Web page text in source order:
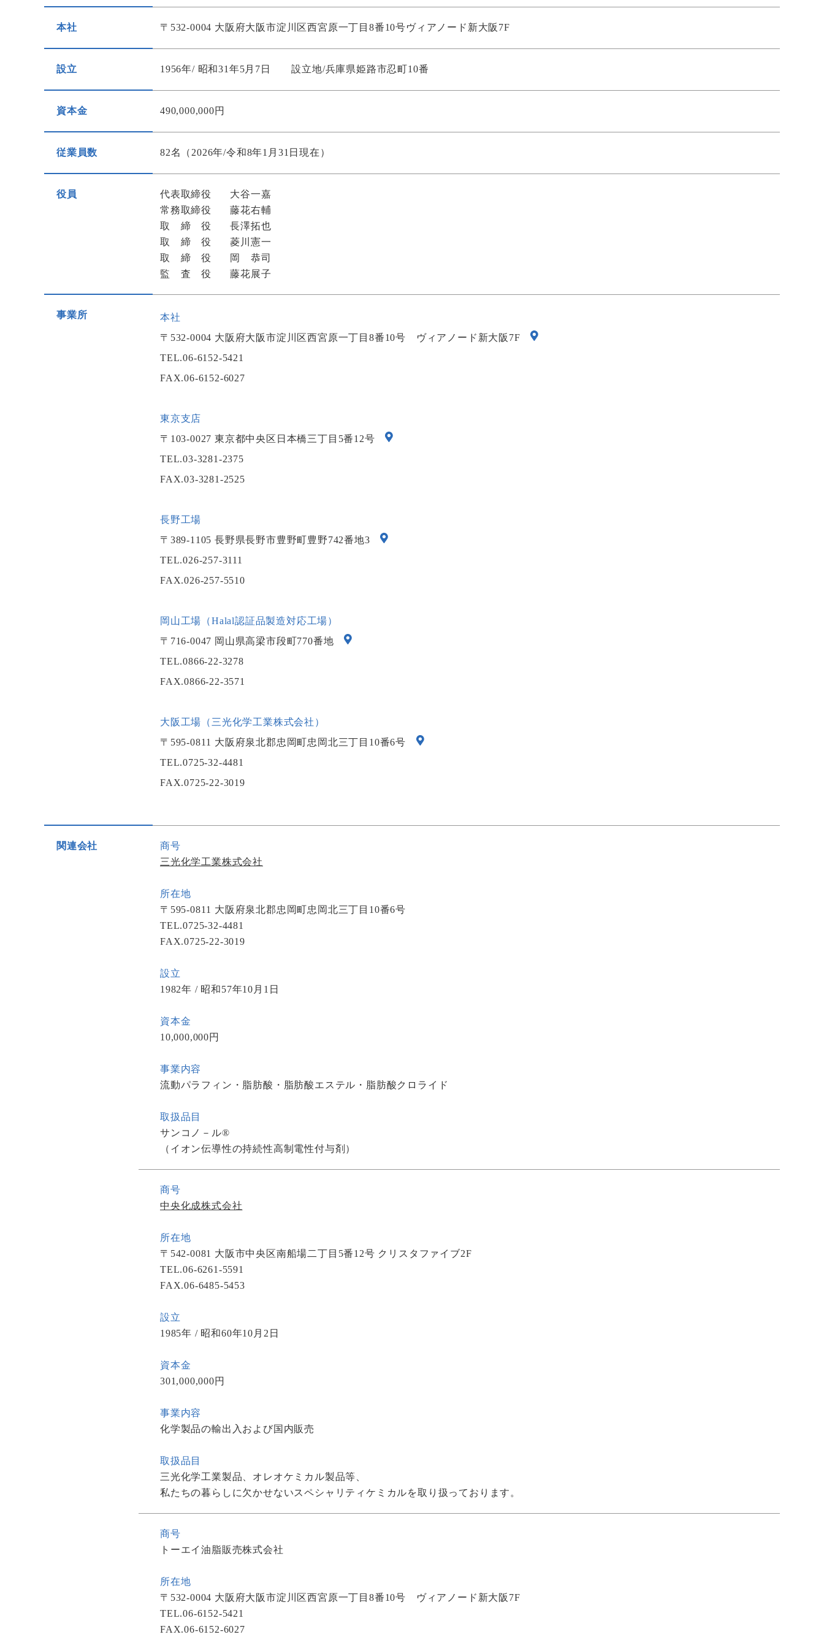
本社 〒532-0004 大阪府大阪市淀川区西宮原一丁目8番10号ヴィアノード新大阪7F
設立 1956年/ 昭和31年5月7日設立地/兵庫県姫路市忍町10番
資本金 490,000,000円
従業員数 82名 （2026年/令和8年1月31日現在）
役員 代表取締役
大谷一嘉
常務取締役
藤花右輔
取締役
長澤拓也
取締役
菱川憲一
取締役
岡 恭司
監査役
藤花展子
事業所
本社
〒532-0004 大阪府大阪市淀川区西宮原一丁目8番10号
ヴィアノード新大阪7F
TEL.06-6152-5421
FAX.06-6152-6027
東京支店
〒103-0027 東京都中央区日本橋三丁目5番12号
TEL.03-3281-2375
FAX.03-3281-2525
長野工場
〒389-1105 長野県長野市豊野町豊野742番地3
TEL.026-257-3111
FAX.026-257-5510
岡山工場（Halal認証品製造対応工場）
〒716-0047 岡山県高梁市段町770番地
TEL.0866-22-3278
FAX.0866-22-3571
大阪工場（三光化学工業株式会社）
〒595-0811 大阪府泉北郡忠岡町忠岡北三丁目10番6号
TEL.0725-32-4481
FAX.0725-22-3019
関連会社
商号
三光化学工業株式会社
所在地
〒595-0811 大阪府泉北郡忠岡町忠岡北三丁目10番6号
TEL.0725-32-4481
FAX.0725-22-3019
設立
1982年 / 昭和57年10月1日
資本金
10,000,000円
事業内容
流動パラフィン・脂肪酸・脂肪酸エステル・脂肪酸クロライド
取扱品目
サンコノ－ル®
（イオン伝導性の持続性高制電性付与剤）
商号
中央化成株式会社
所在地
〒542-0081 大阪市中央区南船場二丁目5番12号 クリスタファイブ2F
TEL.06-6261-5591
FAX.06-6485-5453
設立
1985年 / 昭和60年10月2日
資本金
301,000,000円
事業内容
化学製品の輸出入および国内販売
取扱品目
三光化学工業製品、オレオケミカル製品等、
私たちの暮らしに欠かせないスペシャリティケミカルを取り扱っております。
商号
トーエイ油脂販売株式会社
所在地
〒532-0004 大阪府大阪市淀川区西宮原一丁目8番10号
ヴィアノード新大阪7F
TEL.06-6152-5421
FAX.06-6152-6027